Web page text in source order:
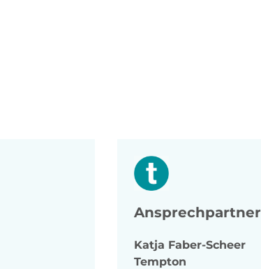
Ansprechpartner
Katja Faber-Scheer
Tempton